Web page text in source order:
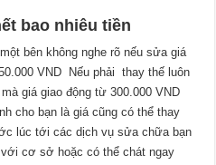
bao nhiêu tiền
bên không nghe rõ nếu sửa giá
VND Nếu phải thay thế luôn
giá giao động từ 300.000 VND
cho bạn là giá cũng có thể thay
lúc tới các dịch vụ sửa chữa bạn
cơ sở hoặc có thể chát ngay